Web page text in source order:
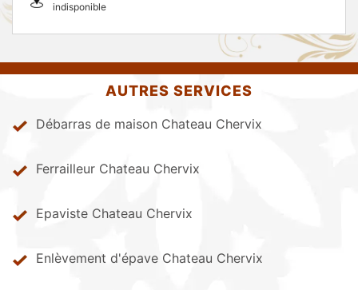
indisponible
AUTRES SERVICES
Débarras de maison Chateau Chervix
Ferrailleur Chateau Chervix
Epaviste Chateau Chervix
Enlèvement d'épave Chateau Chervix